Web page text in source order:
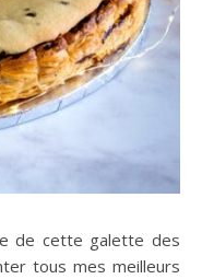
tous mes meilleurs